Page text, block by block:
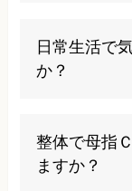
ります。
が、根本的な
服用は副作用
に対するアプ
日常生活で
か？
息を取ること
レッチを定期
果的です。重
整体で母指
ますか？